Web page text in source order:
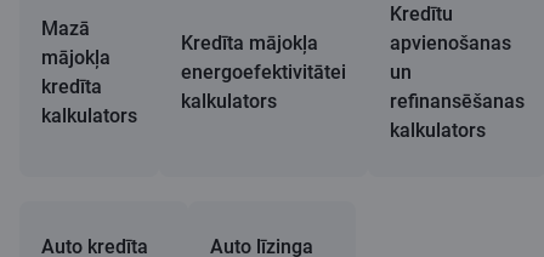
Mazā
mājokļa
kredīta
kalkulators
Kredīta mājokļa
energoefektivitātei
kalkulators
Kredītu
apvienošanas
un
refinansēšanas
kalkulators
Auto kredīta
Auto līzinga